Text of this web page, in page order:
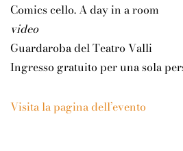
Comics cello. A day in a room
video
Guardaroba del Teatro Valli
Ingresso gratuito per una sola
Visita la pagina dell’evento